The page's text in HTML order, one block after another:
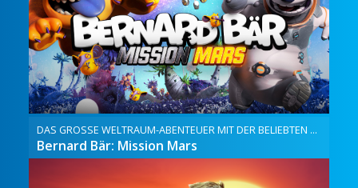
DAS GROSSE WELTRAUM-ABENTEUER MIT DER BELIEBTEN KINDERSERIENFIGUR
Bernard Bär: Mission Mars